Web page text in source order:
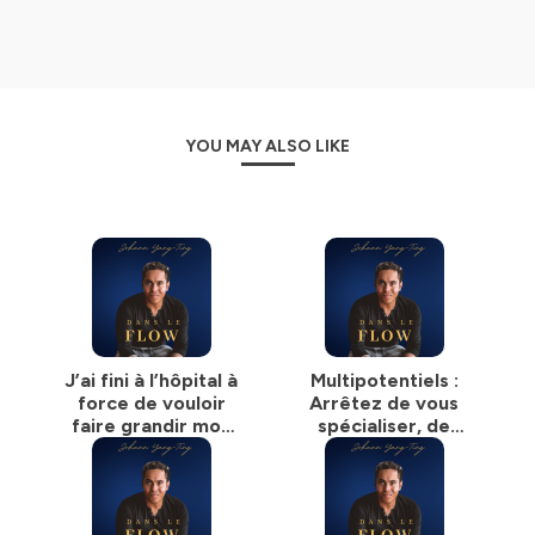
Comment distinguer l’essentiel du bruit ?
Comment choisir entre plusieurs bonnes idées ?
Comment structurer vos projets sans vous enfermer ?
Comment piloter vos activités sans tout porter dans
votre tête ?
soutenir votre ambition, votre énergie et la vie que vous
souhaitez réellement ?
À travers des épisodes solo, des analyses de terrain et
des conversations avec des entrepreneurs, dirigeants,
créateurs et profils atypiques, Johann explore une autre
YOU MAY ALSO LIKE
J’ai fini à l’hôpital à
force de vouloir
faire grandir mon
business (L'histoire
de mon burnout de
l'entrepreneur)
Multipotentiels :
Arrêtez de vous
spécialiser, de
chercher votre voie
ou une niche, faites
ça plutôt !